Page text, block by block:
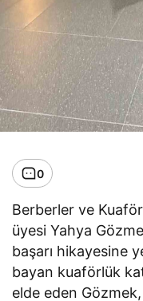
0
Berberler ve
üyesi Yahya
başarı hikayesine
bayan kuaförlük
elde eden